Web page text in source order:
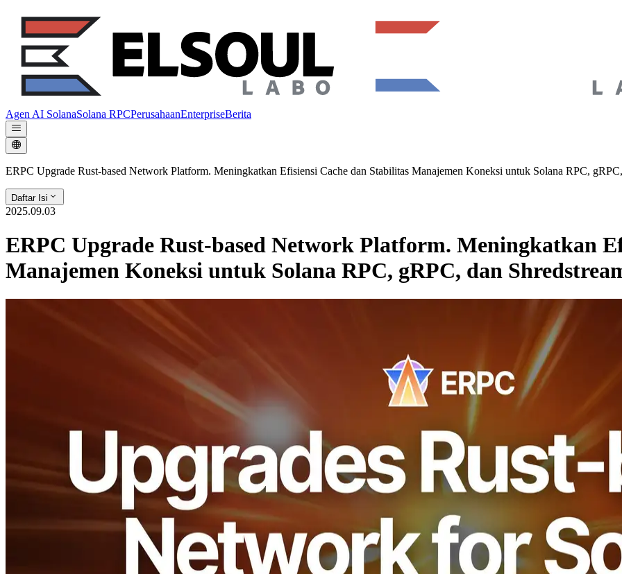
Agen AI SolanaSolana RPCPerusahaanEnterpriseBerita
ERPC Upgrade Rust-based Network Platform. Meningkatkan Efisiensi Cache dan Stabilitas Manajemen Koneksi untuk Solana RPC,
Daftar Isi
2025.09.03
ERPC Upgrade Rust-based Network Platform. Meningkatkan
Manajemen Koneksi untuk Solana RPC, gRPC, dan